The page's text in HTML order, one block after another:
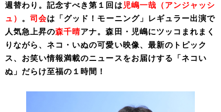
週替わり。記念すべき第１回は 児嶋一哉（アンジャッシ
ュ） 。司会は「グッド！モーニング」レギュラー出演で
人気急上昇の森千晴アナ。森田・児嶋にツッコまれまく
りながら、ネコ・いぬの可愛い映像、最新のトピック
ス、お笑い情報満載のニュースをお届けする「ネコい
ぬ」だらけ至福の１時間！